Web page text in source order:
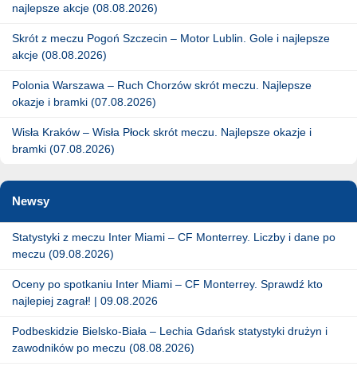
najlepsze akcje (08.08.2026)
Skrót z meczu Pogoń Szczecin – Motor Lublin. Gole i najlepsze
akcje (08.08.2026)
Polonia Warszawa – Ruch Chorzów skrót meczu. Najlepsze
okazje i bramki (07.08.2026)
Wisła Kraków – Wisła Płock skrót meczu. Najlepsze okazje i
bramki (07.08.2026)
Newsy
Statystyki z meczu Inter Miami – CF Monterrey. Liczby i dane po
meczu (09.08.2026)
Oceny po spotkaniu Inter Miami – CF Monterrey. Sprawdź kto
najlepiej zagrał! | 09.08.2026
Podbeskidzie Bielsko-Biała – Lechia Gdańsk statystyki drużyn i
zawodników po meczu (08.08.2026)